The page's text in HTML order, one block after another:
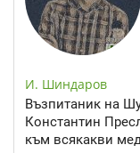
И. Шиндаров
Възпитаник на
Константин
към всякакви